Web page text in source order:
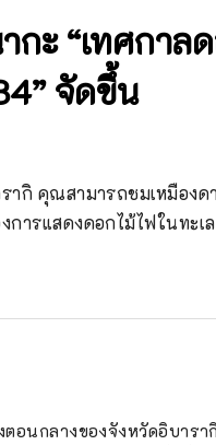
ะ “เทศกาล
จัดขึ้น
ากิ คุณสามารถชมเหมืองด
ารแสดงดอกไม้ไฟในทะเ
อนกลางของจังหวัดอิบาร